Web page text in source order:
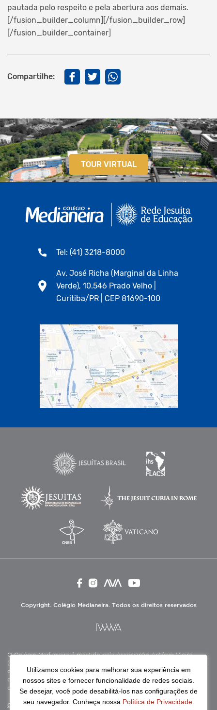
pautada pelo respeito e pela abertura aos demais.
[/fusion_builder_column][/fusion_builder_row]
[/fusion_builder_container]
Compartilhe:
TOUR VIRTUAL
Tel: (41) 3218-8000
Av. José Richa (Marginal da Linha
Verde), 10.546 Prado Velho |
Curitiba/PR | CEP 81690-100
Copyright. Colégio Medianeira. Todos os direitos reservados
O Colégio Medianeira é mantido pela Associação Antônio Vieira
(ASAV), instituição de direito privado sem fins lucrativos, filantrópica,
de natureza educativa, cultural, assistencial e beneficente, certificada
como Entidade Beneficente de Assistência Social (CEBAS), nas áreas
de educação e assistência social.
Continue lendo
Utilizamos cookies para melhorar sua experiência em
nossos sites e fornecer funcionalidade de redes sociais.
Se desejar, você pode desabilitá-los nas configurações de
seu navegador. Conheça nossa Política de Privacidade.